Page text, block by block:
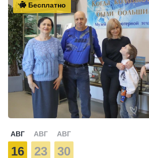
Бесплатно
АВГ
16
АВГ
23
АВГ
30